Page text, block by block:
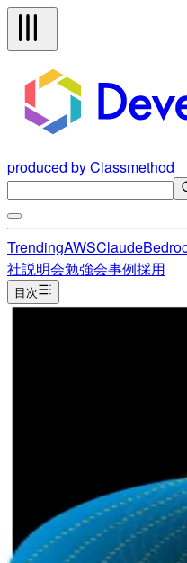
produced by Classmethod
TrendingAWSClaude
社説明会勉強会事例採用
目次